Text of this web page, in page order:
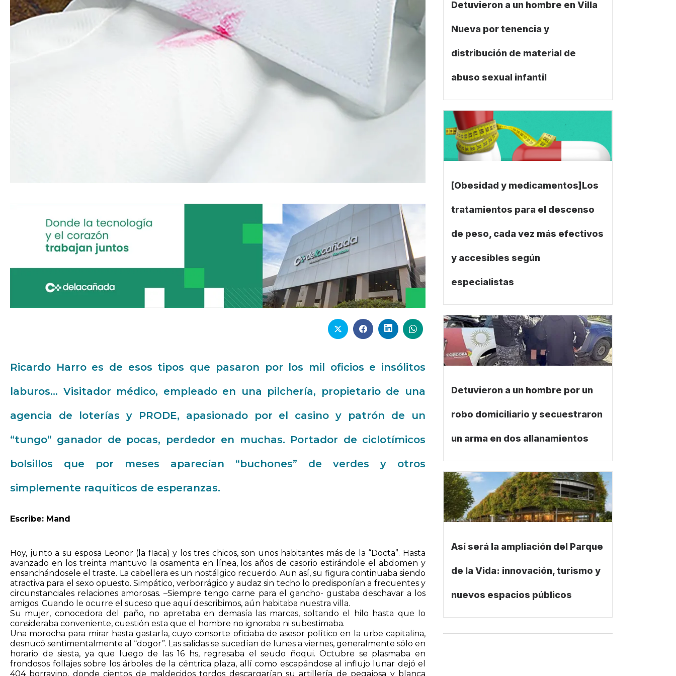
Ricardo Harro es de esos tipos que pasaron por los mil oficios e insólitos
laburos… Visitador médico, empleado en una pilchería, propietario de una
agencia de loterías y PRODE, apasionado por el casino y patrón de un
“tungo” ganador de pocas, perdedor en muchas. Portador de ciclotímicos
bolsillos que por meses aparecían “buchones” de verdes y otros
simplemente raquíticos de esperanzas.
Escribe: Mand
Hoy, junto a su esposa Leonor (la flaca) y los tres chicos, son unos habitantes más de la “Docta”. Hasta
avanzado en los treinta mantuvo la osamenta en línea, los años de casorio estirándole el abdomen y
ensanchándosele el traste. La cabellera es un nostálgico recuerdo. Aun así, su figura continuaba siendo
atractiva para el sexo opuesto. Simpático, verborrágico y audaz sin techo lo predisponían a frecuentes y
circunstanciales relaciones amorosas. –Siempre tengo carne para el gancho- gustaba deschavar a los
amigos. Cuando le ocurre el suceso que aquí describimos, aún habitaba nuestra villa.
Su mujer, conocedora del paño, no apretaba en demasía las marcas, soltando el hilo hasta que lo
consideraba conveniente, cuestión esta que el hombre no ignoraba ni subestimaba.
Una morocha para mirar hasta gastarla, cuyo consorte oficiaba de asesor político en la urbe capitalina,
desnucó sentimentalmente al “dogor”. Las salidas se sucedían de lunes a viernes, generalmente sólo en
horario de siesta, ya que luego de las 16 hs, regresaba el seudo ñoqui. Octubre se plasmaba en
frondosos follajes sobre los árboles de la céntrica plaza, allí como escapándose al influjo lunar dejó el
404 borravino, donde cientos de maldecidos tordos descargarían su artillería de pegajosa y blanca
Detuvieron a un hombre en Villa
Nueva por tenencia y
distribución de material de
abuso sexual infantil
[Obesidad y medicamentos]Los
tratamientos para el descenso
de peso, cada vez más efectivos
y accesibles según
especialistas
Detuvieron a un hombre por un
robo domiciliario y secuestraron
un arma en dos allanamientos
Así será la ampliación del Parque
de la Vida: innovación, turismo y
nuevos espacios públicos